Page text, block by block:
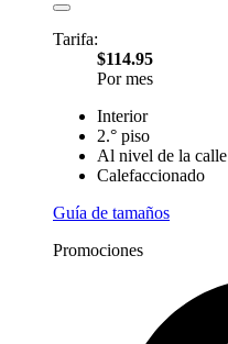
Tarifa:
$114.95
Por mes
Interior
2.° piso
Al nivel de la calle
Calefaccionado
Guía de tamaños
Promociones